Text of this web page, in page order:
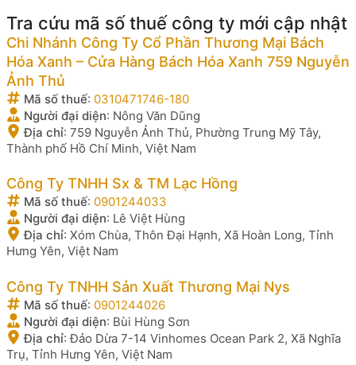
Tra cứu mã số thuế công ty mới cập nhật
Chi Nhánh Công Ty Cổ Phần Thương Mại Bách
Hóa Xanh – Cửa Hàng Bách Hóa Xanh 759 Nguyễn
Ảnh Thủ
Mã số thuế: 0310471746-180
Người đại diện: Nông Văn Dũng
Địa chỉ: 759 Nguyễn Ảnh Thủ, Phường Trung Mỹ Tây,
Thành phố Hồ Chí Minh, Việt Nam
Công Ty TNHH Sx & TM Lạc Hồng
Mã số thuế: 0901244033
Người đại diện: Lê Việt Hùng
Địa chỉ: Xóm Chùa, Thôn Đại Hạnh, Xã Hoàn Long, Tỉnh
Hưng Yên, Việt Nam
Công Ty TNHH Sản Xuất Thương Mại Nys
Mã số thuế: 0901244026
Người đại diện: Bùi Hùng Sơn
Địa chỉ:Đảo Dừa 7-14 Vinhomes Ocean Park 2, Xã Nghĩa
Trụ, Tỉnh Hưng Yên, Việt Nam